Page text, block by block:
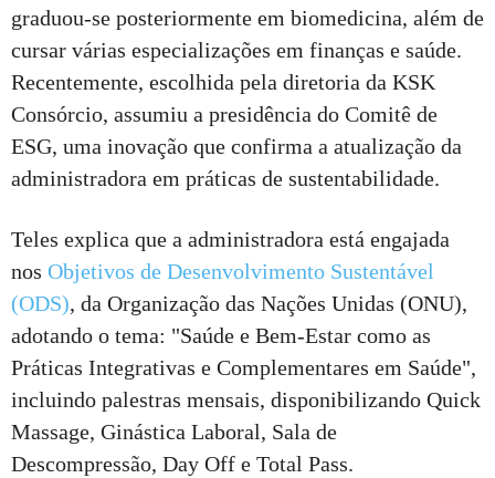
graduou-se posteriormente em biomedicina, além de
cursar várias especializações em finanças e saúde.
Recentemente, escolhida pela diretoria da KSK
Consórcio, assumiu a presidência do Comitê de
ESG, uma inovação que confirma a atualização da
administradora em práticas de sustentabilidade.
Teles explica que a administradora está engajada
nos Objetivos de Desenvolvimento Sustentável
(ODS), da Organização das Nações Unidas (ONU),
adotando o tema: "Saúde e Bem-Estar como as
Práticas Integrativas e Complementares em Saúde",
incluindo palestras mensais, disponibilizando Quick
Massage, Ginástica Laboral, Sala de
Descompressão, Day Off e Total Pass.